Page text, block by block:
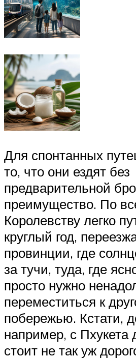
Для спонтанных
то, что они ездят без
предварительной
преимущество. По
Королевству легко
круглый год,
провинции, где
за тучи, туда, где
просто нужно
переместиться к
побережью. Кстати,
например, с Пхукета
стоит не так уж